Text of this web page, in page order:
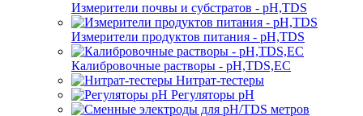
Измерители почвы и субстратов - pH,TDS
Измерители продуктов питания - pH,TDS
Калибровочные растворы - pH,TDS,EC
Нитрат-тестеры
Регуляторы pН